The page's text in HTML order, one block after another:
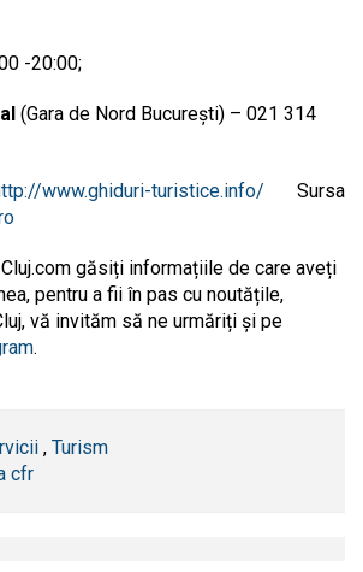
-20:00;
(Gara de Nord București) – 021 314
www.ghiduri-turistice.info/ Sursa
găsiți informațiile de care aveți
pentru a fii în pas cu noutățile,
vă invităm să ne urmăriți și pe
.
, Turism
cfr